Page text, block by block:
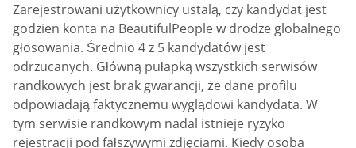
Zarejestrowani użytkownicy ustalą, czy kandydat jest
godzien konta na BeautifulPeople w drodze globalnego
głosowania. Średnio 4 z 5 kandydatów jest
odrzucanych. Główną pułapką wszystkich serwisów
randkowych jest brak gwarancji, że dane profilu
odpowiadają faktycznemu wyglądowi kandydata. W
tym serwisie randkowym nadal istnieje ryzyko
rejestracji pod fałszywymi zdjęciami. Kiedy osoba